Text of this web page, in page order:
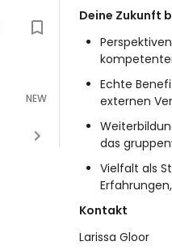
NEW
Deine Zukunft
Echte
externen
das
Vielfalt als
Kontakt
Larissa Gloor